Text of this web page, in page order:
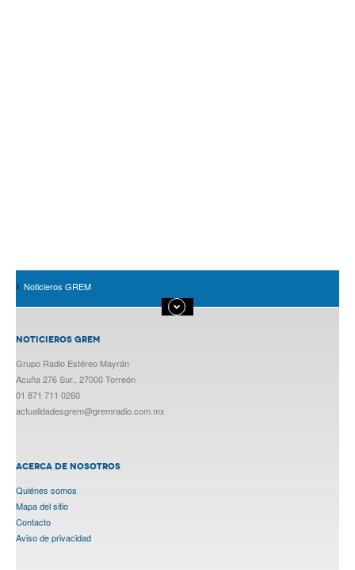
Noticieros GREM
NOTICIEROS GREM
Grupo Radio Estéreo Mayrán
Acuña 276 Sur., 27000 Torreón
01 871 711 0260
actualidadesgrem@gremradio.com.mx
ACERCA DE NOSOTROS
Quiénes somos
Mapa del sitio
Contacto
Aviso de privacidad